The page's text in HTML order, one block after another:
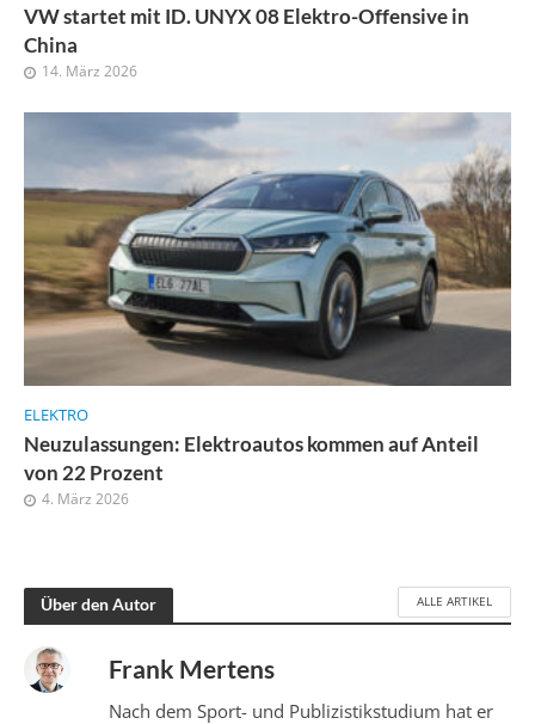
VW startet mit ID. UNYX 08 Elektro-Offensive in
China
14. März 2026
ELEKTRO
Neuzulassungen: Elektroautos kommen auf Anteil
von 22 Prozent
4. März 2026
Über den Autor ALLE ARTIKEL
Frank Mertens
Nach dem Sport- und Publizistikstudium hat er